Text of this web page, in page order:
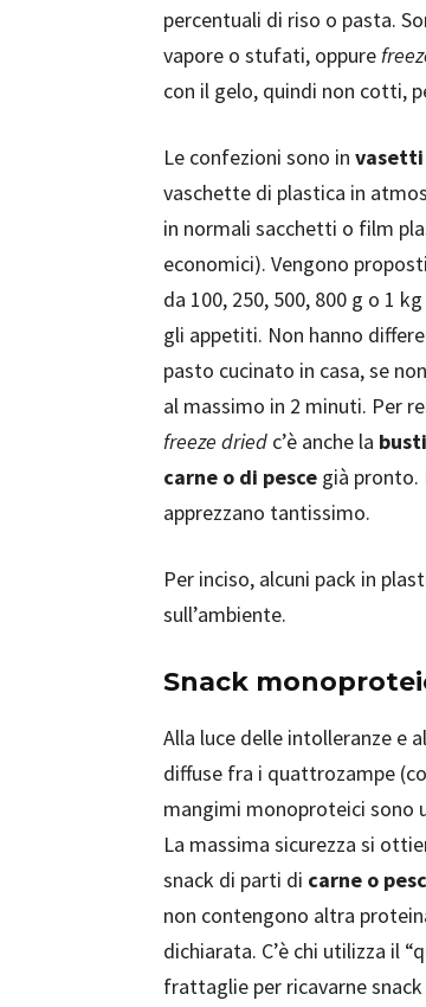
percentuali di riso o pasta.
vapore o stufati, oppure
con il gelo, quindi non cotti,
Le confezioni sono in
vaschette di plastica in
in normali sacchetti o film
economici). Vengono
da 100, 250, 500, 800 g o 1
gli appetiti. Non hanno
pasto cucinato in casa, se
al massimo in 2 minuti. Per
freeze dried c’è anche la
carne o di pesce già pronto.
apprezzano tantissimo.
Per inciso, alcuni pack in
sull’ambiente.
Snack
Alla luce delle intolleranze e
diffuse fra i quattrozampe
mangimi monoproteici sono
La massima sicurezza si
snack di parti di carne o
non contengono altra
dichiarata. C’è chi utilizza il
frattaglie per ricavarne